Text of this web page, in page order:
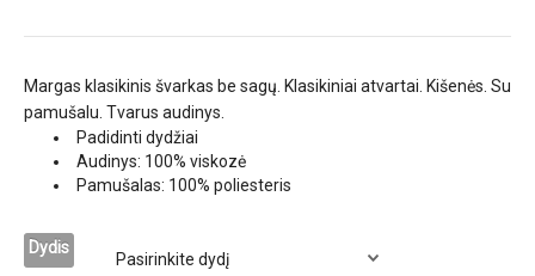
Margas klasikinis švarkas be sagų. Klasikiniai atvartai. Kišenės. Su
pamušalu. Tvarus audinys.
Padidinti dydžiai
Audinys: 100% viskozė
Pamušalas: 100% poliesteris
Dydis